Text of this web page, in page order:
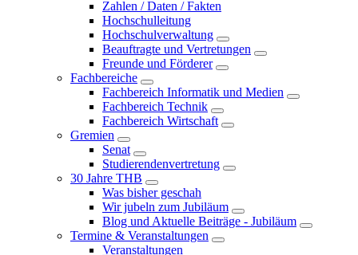
Zahlen / Daten / Fakten
Hochschulleitung
Hochschulverwaltung
Beauftragte und Vertretungen
Freunde und Förderer
Fachbereiche
Fachbereich Informatik und Medien
Fachbereich Technik
Fachbereich Wirtschaft
Gremien
Senat
Studierendenvertretung
30 Jahre THB
Was bisher geschah
Wir jubeln zum Jubiläum
Blog und Aktuelle Beiträge - Jubiläum
Termine & Veranstaltungen
Veranstaltungen